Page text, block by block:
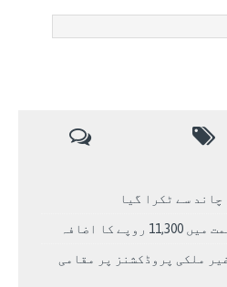
سے ٹکرا گیا
کا اضافہ
ملکی پروڈکشنز پر مقامی